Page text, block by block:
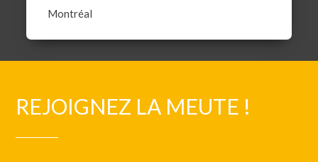
Montréal
REJOIGNEZ LA MEUTE !